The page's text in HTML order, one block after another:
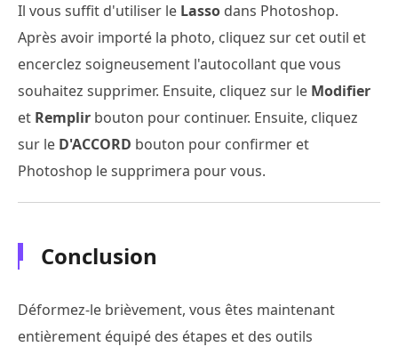
Il vous suffit d'utiliser le Lasso dans Photoshop.
Après avoir importé la photo, cliquez sur cet outil et
encerclez soigneusement l'autocollant que vous
souhaitez supprimer. Ensuite, cliquez sur le Modifier
et Remplir bouton pour continuer. Ensuite, cliquez
sur le D'ACCORD bouton pour confirmer et
Photoshop le supprimera pour vous.
Conclusion
Déformez-le brièvement, vous êtes maintenant
entièrement équipé des étapes et des outils